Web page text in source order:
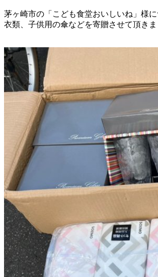
茅ヶ崎市の「こども食堂おいしいね」様に
衣類、子供用の傘などを寄贈させて頂きま